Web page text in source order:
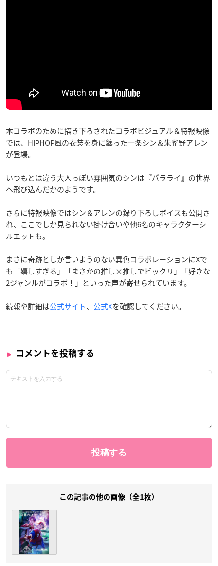
本コラボのために描き下ろされたコラボビジュアル＆特報映像
では、HIPHOP風の衣装を身に纏った一条シン＆朱雀野アレン
が登場。
いつもとは違う大人っぽい雰囲気のシンは『パラライ』の世界
へ飛び込んだかのようです。
さらに特報映像ではシン＆アレンの録り下ろしボイスも公開さ
れ、ここでしか見られない掛け合いや他6名のキャラクターシ
ルエットも。
まさに奇跡としか言いようのない異色コラボレーションにXで
も「嬉しすぎる」「まさかの推し×推しでビックリ」「好きな
2ジャンルがコラボ！」といった声が寄せられています。
続報や詳細は公式サイト、 公式Xを確認してください。
コメントを投稿する
この記事の他の画像（全1枚）